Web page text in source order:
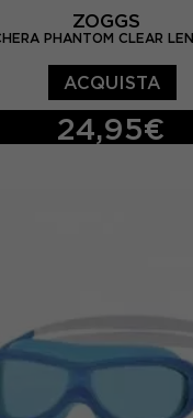
ZOGGS
PHANTOM CLEAR
ACQUISTA
24,95€